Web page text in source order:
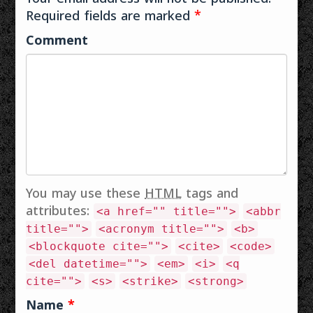
സൂര്യ
വാണൊരാ ഭാര്‍ഗ്ഗവ-
രാമനും…
ശങ്കയുണ്ടാകില്ലെനിക്കല്പമെങ്കിലും
ആയിരം
അംഗനമാരൊത്തുചേര്‍‌ന്നെഴും
ആലവാലത്തിന്‍
തന്‍ ചിത്രം വരച്ചു
കാണിക്കിലും
കാണുമെന്നല്ലാതതിന്‍
പ്രാണനിലൊട്ടിപ്പിടിക്കില്ലൊരിക്കലും
കാണും പലതും
പറയുവാനാളുകള്‍…
Required fields are marked*
Comment
You may use theseHTML tags and
attributes:
<a href="" title="">
<abbr
title="">
<acronym title="">
<b>
<blockquote cite="">
<cite>
<code>
<del datetime="">
<em> <i>
<q
cite="">
<s> <strike> <strong>
Name*